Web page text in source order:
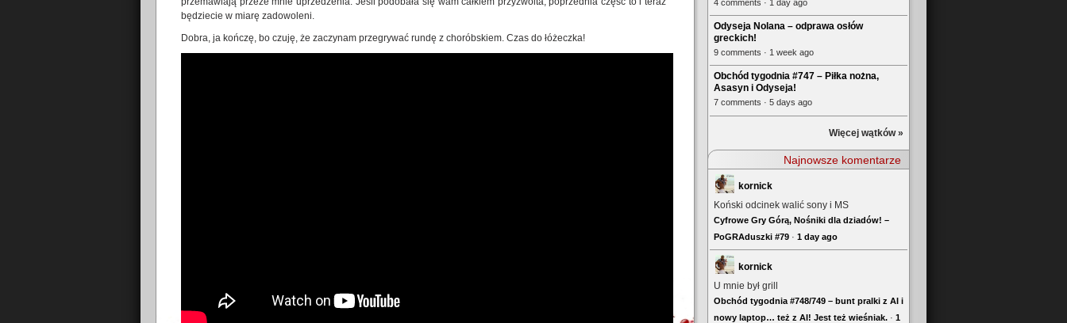
będziecie w miarę zadowoleni.
Dobra, ja kończę, bo czuję, że zaczynam przegrywać rundę z choróbskiem. Czas do łóżeczka!
4 comments · 1 day ago
Odyseja Nolana – odprawa osłów
greckich!
9 comments · 1 week ago
Obchód tygodnia #747 – Piłka nożna,
Asasyn i Odyseja!
7 comments · 5 days ago
Więcej wątków »
Najnowsze komentarze
kornick
Koński odcinek walić sony i MS
Cyfrowe Gry Górą, Nośniki dla dziadów! –
PoGRAduszki #79 · 1 day ago
kornick
U mnie był grill
Obchód tygodnia #748/749 – bunt pralki z AI i
nowy laptop… też z AI! Jest też wieśniak. · 1